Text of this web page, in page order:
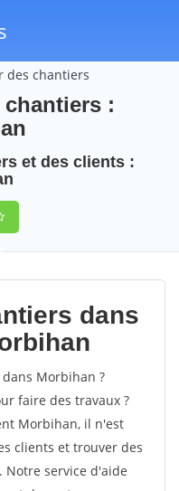
des chantiers
chantiers :
et des clients :
dans
Morbihan ?
faire des travaux ?
Morbihan, il n'est
clients et trouver des
service d'aide